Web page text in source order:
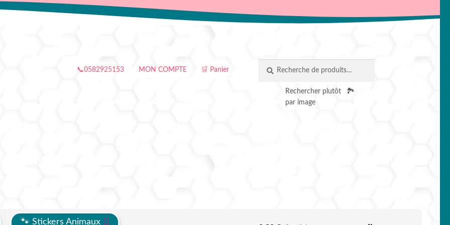
📞0582925153 MON COMPTE 🛒 Panier
pour :
RECHERCHE
Rechercher plutôt
par image
🏞️
🐾 Stickers Animaux